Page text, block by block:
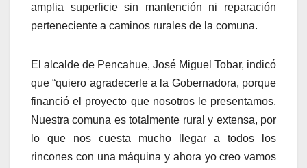
amplia superficie sin mantención ni reparación
perteneciente a caminos rurales de la comuna.
El alcalde de Pencahue, José Miguel Tobar, indicó
que “quiero agradecerle a la Gobernadora, porque
financió el proyecto que nosotros le presentamos.
Nuestra comuna es totalmente rural y extensa, por
lo que nos cuesta mucho llegar a todos los
rincones con una máquina y ahora yo creo vamos